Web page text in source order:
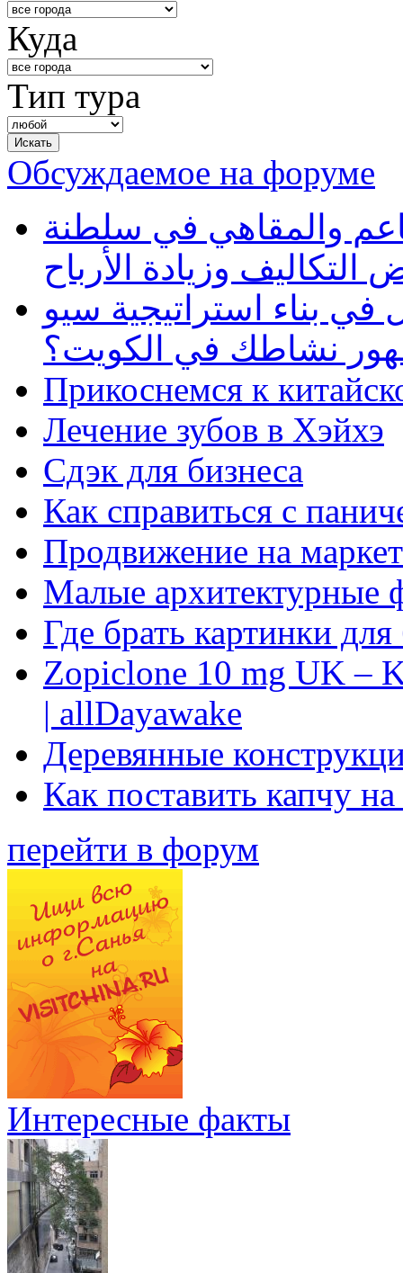
Куда
Тип тура
Обсуждаемое на форуме
والمقاهي في سلطنة
وزيادة الأرباح
بناء استراتيجية سيو
نشاطك في الكويت؟
Прикоснемся к
Лечение зубов в Хэйхэ
Сдэк для бизнеса
Как справиться с
Продвижение на
Малые архитектурные
Где брать картинки
Zopiclone 10 mg UK –
| allDayawake
Деревянные
Как поставить капчу
перейти в форум
Интересные факты